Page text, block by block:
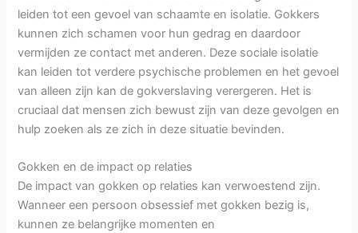
leiden tot een gevoel van schaamte en isolatie. Gokkers
kunnen zich schamen voor hun gedrag en daardoor
vermijden ze contact met anderen. Deze sociale isolatie
kan leiden tot verdere psychische problemen en het gevoel
van alleen zijn kan de gokverslaving verergeren. Het is
cruciaal dat mensen zich bewust zijn van deze gevolgen en
hulp zoeken als ze zich in deze situatie bevinden.
Gokken en de impact op relaties
De impact van gokken op relaties kan verwoestend zijn.
Wanneer een persoon obsessief met gokken bezig is,
kunnen ze belangrijke momenten en